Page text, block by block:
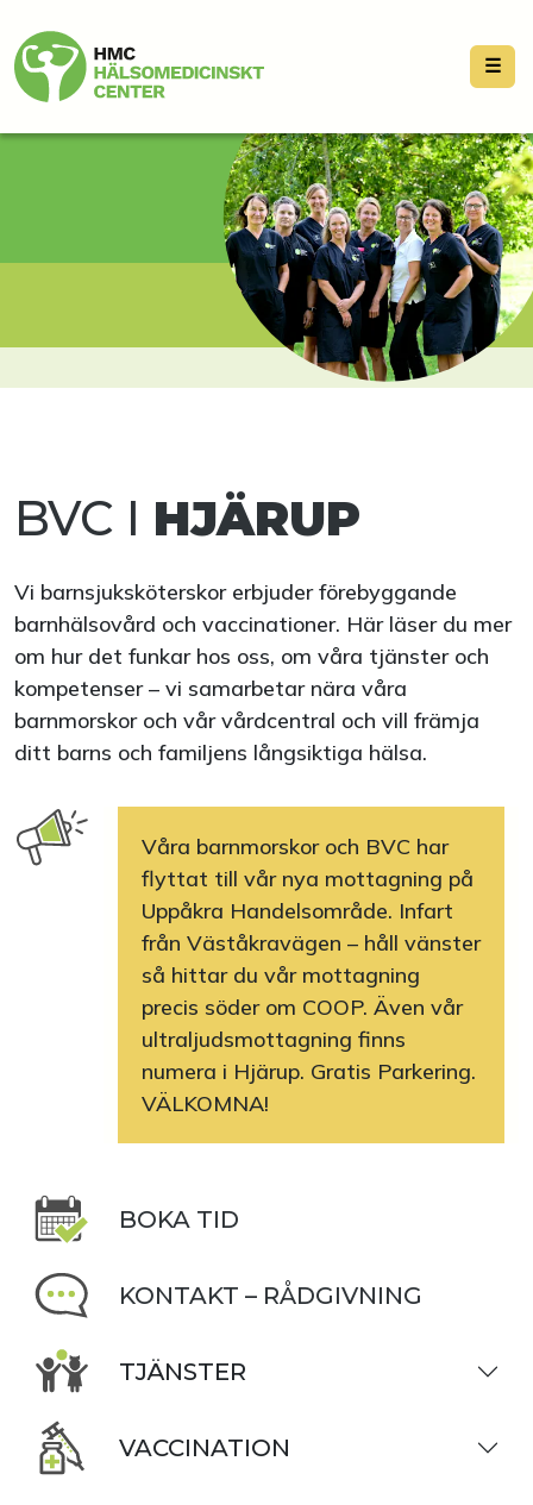
☰
BVC I HJÄRUP
Vi barnsjuksköterskor erbjuder förebyggande
barnhälsovård och vaccinationer. Här läser du mer
om hur det funkar hos oss, om våra tjänster och
kompetenser – vi samarbetar nära våra
barnmorskor och vår vårdcentral och vill främja
ditt barns och familjens långsiktiga hälsa.
Våra barnmorskor och BVC har
flyttat till vår nya mottagning på
Uppåkra Handelsområde. Infart
från Väståkravägen – håll vänster
så hittar du vår mottagning
precis söder om COOP. Även vår
ultraljudsmottagning finns
numera i Hjärup. Gratis Parkering.
VÄLKOMNA!
BOKA TID
KONTAKT – RÅDGIVNING
TJÄNSTER
VACCINATION